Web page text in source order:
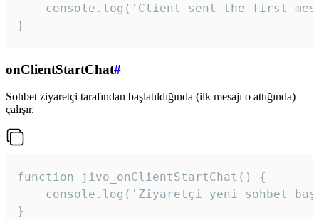
console.log('Client sent the first
}
onClientStartChat#
Sohbet ziyaretçi tarafından başlatıldığında (ilk mesajı o attığında)
çalışır.
function jivo_onClientStartChat() {
console.log('Ziyaretçi yeni sohbet
}